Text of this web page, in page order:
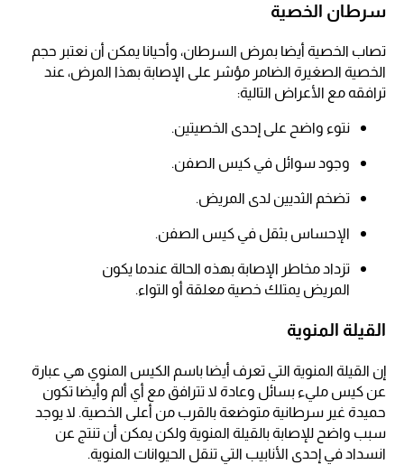
سرطان الخصية
تصاب الخصية أيضا بمرض السرطان، وأحيانا يمكن أن نعتبر حجم
الخصية الصغيرة الضامر مؤشر على الإصابة بهذا المرض، عند
ترافقه مع الأعراض التالية:
نتوء واضح على إحدى الخصيتين.
وجود سوائل في كيس الصفن.
تضخم الثديين لدى المريض.
الإحساس بثقل في كيس الصفن.
تزداد مخاطر الإصابة بهذه الحالة عندما يكون
المريض يمتلك خصية معلقة أو التواء.
القيلة المنوية
إن القيلة المنوية التي تعرف أيضا باسم الكيس المنوي هي عبارة
عن كيس مليء بسائل وعادة لا تترافق مع أي ألم وأيضا تكون
حميدة غير سرطانية متوضعة بالقرب من أعلى الخصية. لا يوجد
سبب واضح للإصابة بالقيلة المنوية ولكن يمكن أن تنتج عن
انسداد في إحدى الأنابيب التي تنقل الحيوانات المنوية.